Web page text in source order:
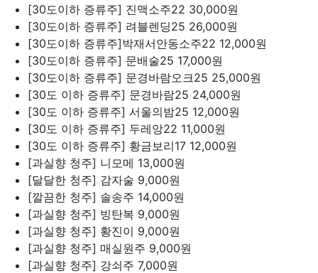
[30도이하 증류주] 진맥소주22 30,000원
[30도이하 증류주] 려블렌딩25 26,000원
[30도이하 증류주]박재서안동소주22 12,000원
[30도이하 증류주] 문배술25 17,000원
[30도이하 증류주] 문경바람오크25 25,000원
[30도 이하 증류주] 문경바람25 24,000원
[30도 이하 증류주] 서울의밤25 12,000원
[30도 이하 증류주] 두레앙22 11,000원
[30도 이하 증류주] 황금보리17 12,000원
[과실향 청주] 니모메 13,000원
[달달한 청주] 감자술 9,000원
[깔끔한 청주] 솔송주 14,000원
[과실향 청주] 빙탄복 9,000원
[과실향 청주] 황진이 9,000원
[과실향 청주] 매실원주 9,000원
[과실향 청주] 강쇠주 7,000원